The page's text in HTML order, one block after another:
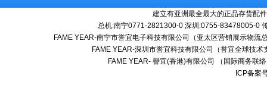
建立有亚洲最全最大的正品存货配
总机:南宁0771-2821300-0 深圳:0755-83478005-
FAME YEAR-南宁市誉宜电子科技有限公司（亚太区营销展示物
FAME YEAR-深圳市誉宜科技有限公司（誉宜全球技
FAME YEAR- 譽宜(香港)有限公司 （国际商务联
ICP备案